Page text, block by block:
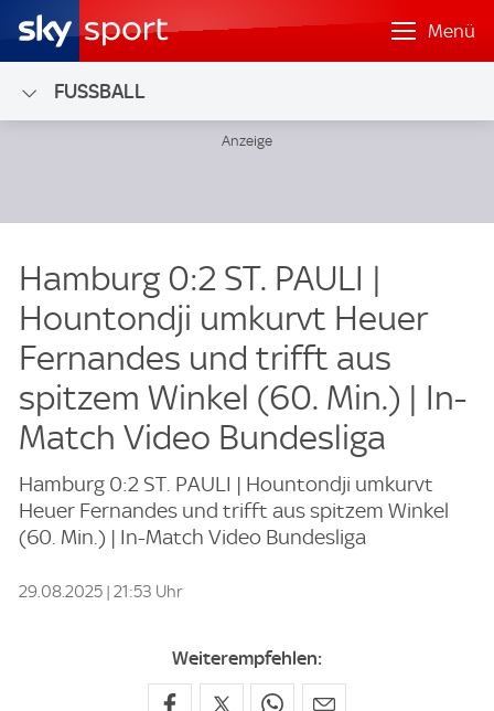
Menü
FUSSBALL
Hamburg 0:2 ST. PAULI |
Hountondji umkurvt Heuer
Fernandes und trifft aus
spitzem Winkel (60. Min.) | In-
Match Video Bundesliga
Hamburg 0:2 ST. PAULI | Hountondji umkurvt
Heuer Fernandes und trifft aus spitzem Winkel
(60. Min.) | In-Match Video Bundesliga
29.08.2025 | 21:53 Uhr
Weiterempfehlen: